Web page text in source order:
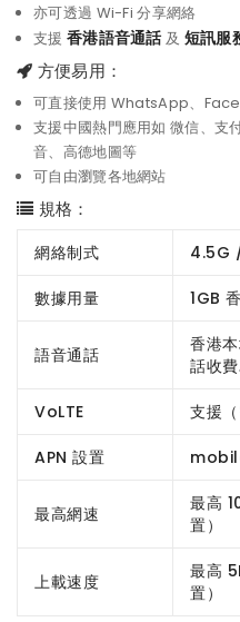
亦可透過 Wi-Fi 分享網絡
支援 香港語音通話及 短訊服
方便易用：
可直接使用 WhatsApp、
支援中國熱門應用如 微信、支
音、高德地圖等
可自由瀏覽各地網站
規格：
網絡制式 4.5G
數據用量 1GB
語音通話
香港
話收
VoLTE 支援
APN 設置
最高網速
最高
置）
上載速度
最高
置）